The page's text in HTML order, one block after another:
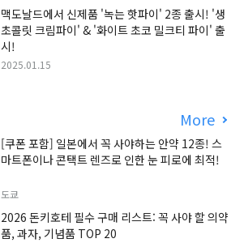
맥도날드에서 신제품 '녹는 핫파이' 2종 출시! '생
초콜릿 크림파이' & '화이트 초코 밀크티 파이' 출
시!
2025.01.15
More
[쿠폰 포함] 일본에서 꼭 사야하는 안약 12종! 스
마트폰이나 콘택트 렌즈로 인한 눈 피로에 최적!
도쿄
2026 돈키호테 필수 구매 리스트: 꼭 사야 할 의약
품, 과자, 기념품 TOP 20